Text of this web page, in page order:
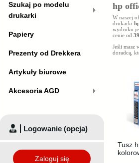
hp
W naszej
drukarki
wydruku
cenie od
Jeśli masz
doradcą,
Tusz
Szukaj po modelu
drukarki
Papiery
Prezenty od Drekkera
Artykuły biurowe
Akcesoria AGD
Logowanie (opcja)
Zaloguj się